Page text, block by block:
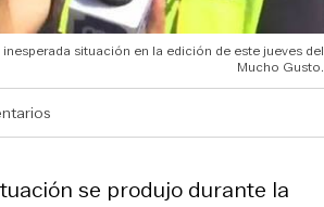
situación en la edición de este jueves del
Mucho Gusto.
se produjo durante la